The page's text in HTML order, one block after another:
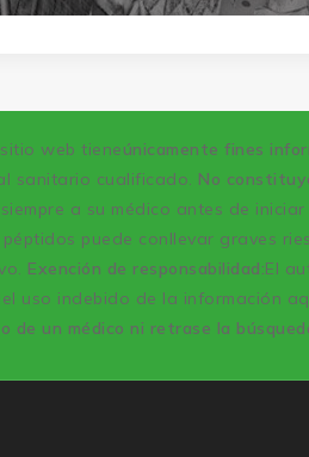
web tieneúnicamente fines
sanitario cualificado. No
a su médico antes de
puede conllevar graves
Exención de responsabilidad:El
uso indebido de la información
de un médico ni retrase la